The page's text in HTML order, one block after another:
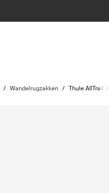
/ Wandelrugzakken / Thule AllTrail X